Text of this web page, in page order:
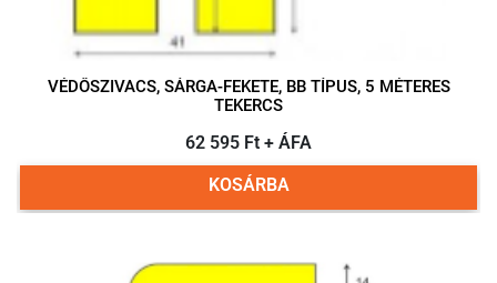
VÉDŐSZIVACS, SÁRGA-FEKETE, BB TÍPUS, 5 MÉTERES
TEKERCS
62 595 Ft + ÁFA
KOSÁRBA